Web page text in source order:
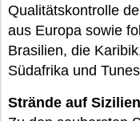
Qualitätskontrolle
aus Europa sowie
Brasilien, die
Südafrika und
Strände auf